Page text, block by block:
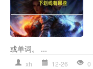
或单词。 ...
xh 12-26 0